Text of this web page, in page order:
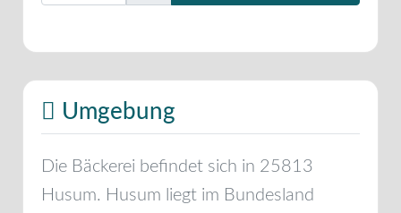
Umgebung
Die Bäckerei befindet sich in 25813
Husum. Husum liegt im Bundesland